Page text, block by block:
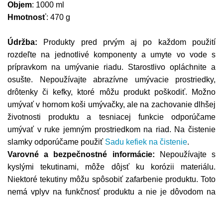
Objem: 1000 ml
Hmotnosť: 470 g
Údržba: Produkty pred prvým aj po každom použití
rozdeľte na jednotlivé komponenty a umyte vo vode s
prípravkom na umývanie riadu. Starostlivo opláchnite a
osušte. Nepoužívajte abrazívne umývacie prostriedky,
drôtenky či kefky, ktoré môžu produkt poškodiť. Možno
umývať v hornom koši umývačky, ale na zachovanie dlhšej
životnosti produktu a tesniacej funkcie odporúčame
umývať v ruke jemným prostriedkom na riad. Na čistenie
slamky odporúčame použiť Sadu kefiek na čistenie.
Varovné a bezpečnostné informácie: Nepoužívajte s
kyslými tekutinami, môže dôjsť ku korózii materiálu.
Niektoré tekutiny môžu spôsobiť zafarbenie produktu. Toto
nemá vplyv na funkčnosť produktu a nie je dôvodom na